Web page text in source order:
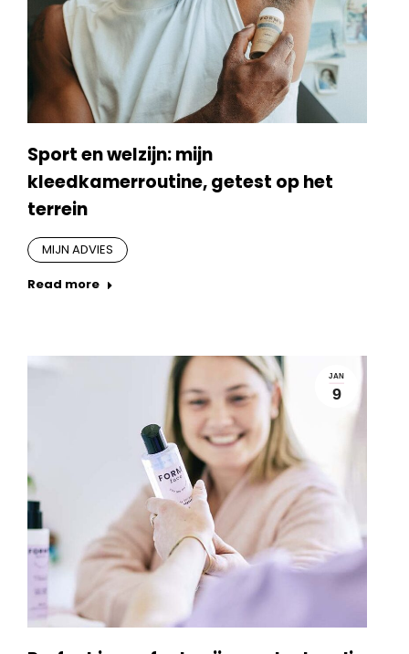
Sport en welzijn: mijn
kleedkamerroutine, getest op het
terrein
MIJN ADVIES
Read more
JAN
9